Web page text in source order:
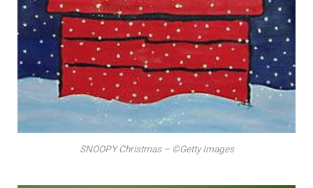
SNOOPY Christmas – ©Getty Images